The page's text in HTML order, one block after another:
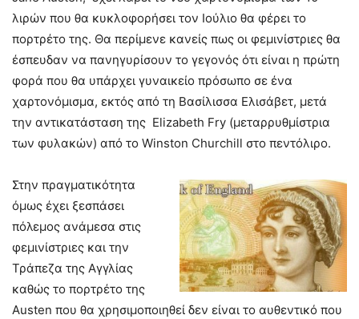
λιρών που θα κυκλοφορήσει τον Ιούλιο θα φέρει το
πορτρέτο της. Θα περίμενε κανείς πως οι φεμινίστριες θα
έσπευδαν να πανηγυρίσουν το γεγονός ότι είναι η πρώτη
φορά που θα υπάρχει γυναικείο πρόσωπο σε ένα
χαρτονόμισμα, εκτός από τη Βασίλισσα Ελισάβετ, μετά
την αντικατάσταση της Elizabeth Fry (μεταρρυθμίστρια
των φυλακών) από το Winston Churchill στο πεντόλιρο.
Στην πραγματικότητα
όμως έχει ξεσπάσει
πόλεμος ανάμεσα στις
φεμινίστριες και την
Τράπεζα της Αγγλίας
καθώς το πορτρέτο της
Austen που θα χρησιμοποιηθεί δεν είναι το αυθεντικό που